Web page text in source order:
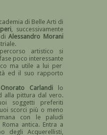
di Belle Arti di
, successivamente
diAlessandro Morani
artistico si
poco interessante
ma utile a lui per
ed il suo rapporto
Onorato Carlandi lo
alla pittura dal vero.
soggetti preferiti
scorci più o meno
con le paludi
antica. Entra a
degli Acquerellisti,